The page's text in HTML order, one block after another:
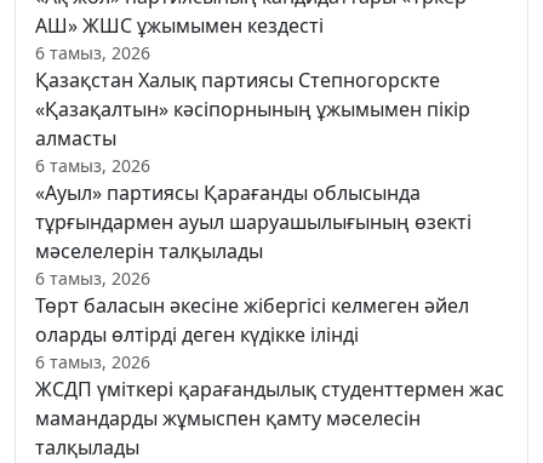
АШ» ЖШС ұжымымен кездесті
6 тамыз, 2026
Қазақстан Халық партиясы Степногорскте
«Қазақалтын» кәсіпорнының ұжымымен пікір
алмасты
6 тамыз, 2026
«Ауыл» партиясы Қарағанды облысында
тұрғындармен ауыл шаруашылығының өзекті
мәселелерін талқылады
6 тамыз, 2026
Төрт баласын әкесіне жібергісі келмеген әйел
оларды өлтірді деген күдікке ілінді
6 тамыз, 2026
ЖСДП үміткері қарағандылық студенттермен жас
мамандарды жұмыспен қамту мәселесін
талқылады